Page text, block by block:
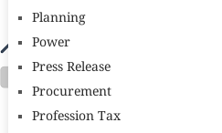
Planning
Power
Press Release
Procurement
Profession Tax